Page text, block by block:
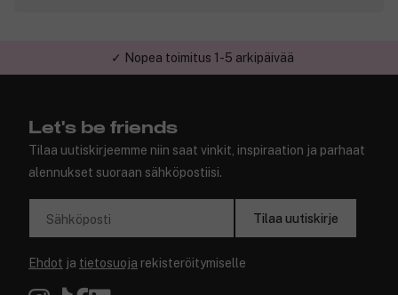
Let's be friends
Tilaa uutiskirjeemme niin saat vinkit, inspiraation ja parhaat
alennukset suoraan sähköpostiisi.
Sähköposti Tilaa uutiskirje
Ehdot ja tietosuoja rekisteröitymiselle